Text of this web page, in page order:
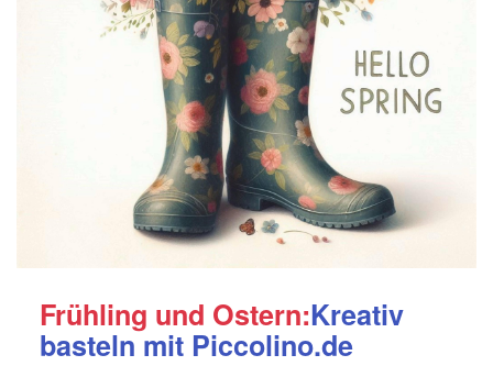
Frühling und Ostern:Kreativ
basteln mit Piccolino.de